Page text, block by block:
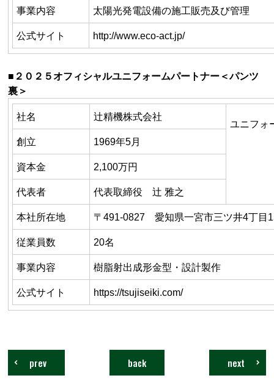
事業内容 太陽光発電設備の施工販売及び管理
公式サイト http://www.eco-act.jp/
■２０２５オフィシャルユニフォームパートナー＜パンツ
裏＞
社名 辻精機株式会社
ユニフォ
創立
1969年5月
資本金 2,100万円
代表者 代表取締役 辻 雅之
本社所在地 〒491-0827 愛知県一宮市三ツ井4丁目
従業員数 20名
事業内容 樹脂射出成形金型・設計製作
公式サイト https://tsujiseiki.com/
next
back
prev